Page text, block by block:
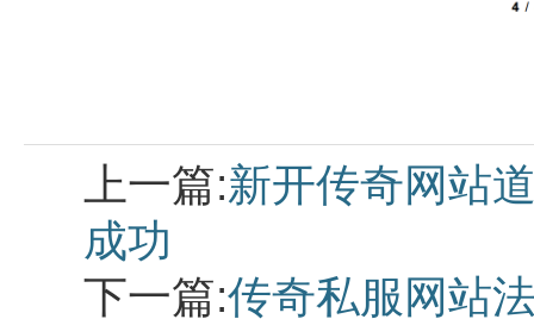
上一篇:新开传奇网站
成功
下一篇:传奇私服网站